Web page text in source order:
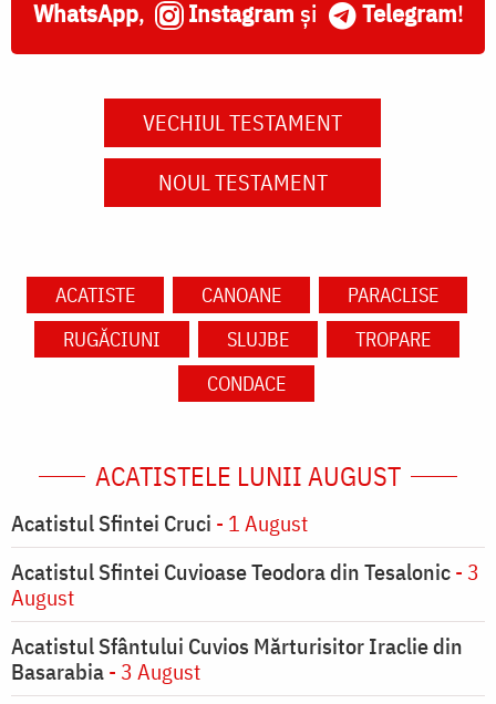
WhatsApp, Instagram și Telegram!
VECHIUL TESTAMENT
NOUL TESTAMENT
ACATISTE CANOANE
PARACLISE
RUGĂCIUNI
SLUJBE
TROPARE
CONDACE
ACATISTELE LUNII AUGUST
Acatistul Sfintei Cruci - 1 August
Acatistul Sfintei Cuvioase Teodora din Tesalonic- 3
August
Acatistul Sfântului Cuvios Mărturisitor Iraclie din
Basarabia- 3 August